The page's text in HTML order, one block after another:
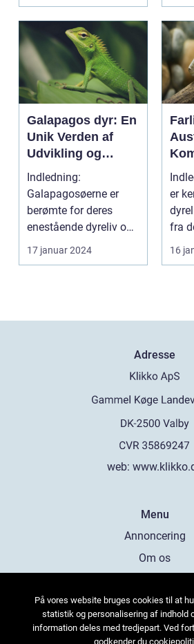
Galapagos dyr: En
Unik Verden af
Udvikling og
Mangfoldighed
Indledning:
Galapagosøerne er
berømte for deres
enestående dyreliv og
biologiske
17 januar 2024
er
fra
16
Adresse
web:
Menu
Annoncering
Om os
Kontakt os
Sitemap
På vores website bruges cookies til at
statistik og personalisering af indhold
information deles med tredjepart. Ved
godkender du